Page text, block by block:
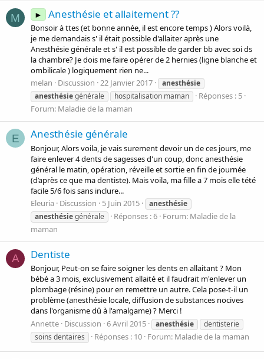
M ► Anesthésie et allaitement ??
Bonsoir à ttes (et bonne année, il est encore temps ) Alors voilà,
je me demandais s' il était possible d'allaiter après une
Anesthésie générale et s' il est possible de garder bb avec soi ds
la chambre? Je dois me faire opérer de 2 hernies (ligne blanche et
ombilicale ) logiquement rien ne...
melan
Discussion 22 Janvier 2017
anesthésie
anesthésiegénérale hospitalisation maman
Réponses : 5
Forum: Maladie de la maman
E Anesthésie générale
Bonjour, Alors voila, je vais surement devoir un de ces jours, me
faire enlever 4 dents de sagesses d'un coup, donc anesthésie
général le matin, opération, réveille et sortie en fin de journée
(d’après ce que ma dentiste). Mais voila, ma fille a 7 mois elle tété
facile 5/6 fois sans inclure...
Eleuria Discussion 5 Juin 2015
anesthésie
anesthésiegénérale Réponses : 6 Forum: Maladie de la
maman
A Dentiste
Bonjour, Peut-on se faire soigner les dents en allaitant ? Mon
bébé a 3 mois, exclusivement allaité et il faudrait m'enlever un
plombage (résine) pour en remettre un autre. Cela pose-t-il un
problème (anesthésie locale, diffusion de substances nocives
dans l'organisme dû à l'amalgame) ? Merci !
Annette Discussion 6 Avril 2015 anesthésie
dentisterie
soins dentaires
Réponses : 10 Forum: Maladie de la maman